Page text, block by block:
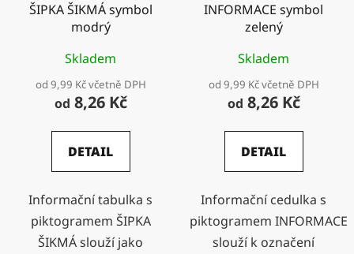
ŠIPKA ŠIKMÁ symbol
modrý
Skladem
od 9,99 Kč včetně DPH
od 8,26 Kč
DETAIL
Informační tabulka s
piktogramem ŠIPKA
ŠIKMÁ slouží jako
INFORMACE symbol
zelený
Skladem
od 9,99 Kč včetně DPH
od 8,26 Kč
DETAIL
Informační cedulka s
piktogramem INFORMACE
slouží k označení